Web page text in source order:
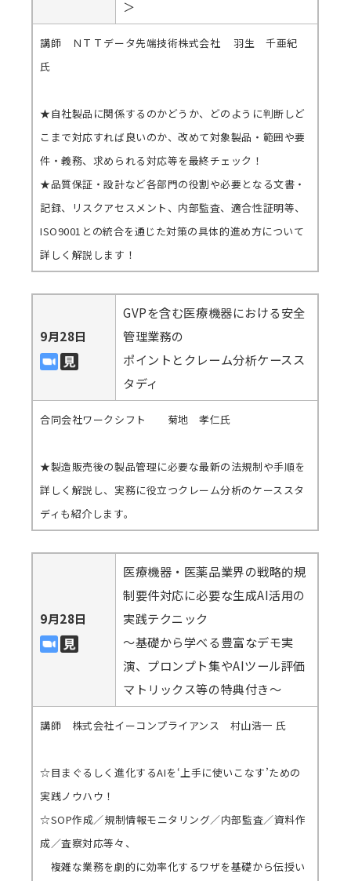
＞
講師 ＮＴＴデータ先端技術株式会社 羽生 千亜紀
氏
★自社製品に関係するのかどうか、どのように判断しど
こまで対応すれば良いのか、改めて対象製品・範囲や要
件・義務、求められる対応等を最終チェック！
★品質保証・設計など各部門の役割や必要となる文書・
記録、リスクアセスメント、内部監査、適合性証明等、
ISO9001との統合を通じた対策の具体的進め方について
詳しく解説します！
9月28日
GVPを含む医療機器における安全
管理業務の
ポイントとクレーム分析ケースス
タディ
合同会社ワークシフト 菊地 孝仁氏
★製造販売後の製品管理に必要な最新の法規制や手順を
詳しく解説し、実務に役立つクレーム分析のケーススタ
ディも紹介します。
9月28日
医療機器・医薬品業界の戦略的規
制要件対応に必要な生成AI活用の
実践テクニック
～基礎から学べる豊富なデモ実
演、プロンプト集やAIツール評価
マトリックス等の特典付き～
講師 株式会社イーコンプライアンス 村山浩一 氏
☆目まぐるしく進化するAIを‘上手に使いこなす’ための
実践ノウハウ！
☆SOP作成／規制情報モニタリング／内部監査／資料作
成／査察対応等々、
複雑な業務を劇的に効率化するワザを基礎から伝授い